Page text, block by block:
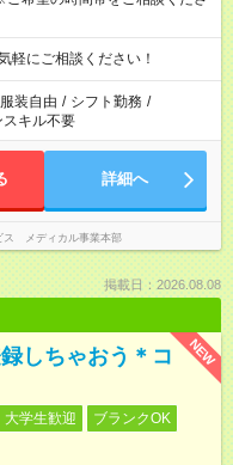
にご相談ください！
服装自由 / シフト勤務 /
スキル不要
詳細へ
ス メディカル事業本部
掲載日：2026.08.08
NEW
しちゃおう＊コ
大学生歓迎
ブランクOK